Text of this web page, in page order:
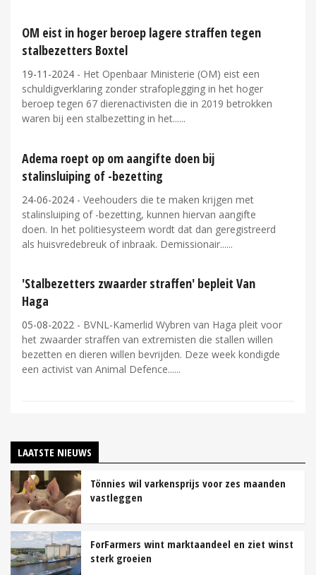
OM eist in hoger beroep lagere straffen tegen
stalbezetters Boxtel
19-11-2024 - Het Openbaar Ministerie (OM) eist een
schuldigverklaring zonder strafoplegging in het hoger
beroep tegen 67 dierenactivisten die in 2019 betrokken
waren bij een stalbezetting in het...
Adema roept op om aangifte doen bij
stalinsluiping of -bezetting
24-06-2024 - Veehouders die te maken krijgen met
stalinsluiping of -bezetting, kunnen hiervan aangifte
doen. In het politiesysteem wordt dat dan geregistreerd
als huisvredebreuk of inbraak. Demissionair...
'Stalbezetters zwaarder straffen' bepleit Van
Haga
05-08-2022 - BVNL-Kamerlid Wybren van Haga pleit voor
het zwaarder straffen van extremisten die stallen willen
bezetten en dieren willen bevrijden. Deze week kondigde
een activist van Animal Defence...
LAATSTE NIEUWS
Tönnies wil varkensprijs voor zes maanden
vastleggen
ForFarmers wint marktaandeel en ziet winst
sterk groeien